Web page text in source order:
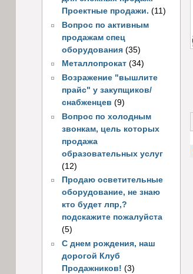
Проектные продажи. (11)
Вопрос по активным
продажам спец
оборудования (35)
Металлопрокат (34)
Возражение "вышлите
прайс" у закупщиков/
снабженцев (9)
Вопрос по холодным
звонкам, цель которых
продажа
образовательных услуг
(12)
Продаю осветительные
оборудование, не знаю
кто будет лпр,?
подскажите пожалуйста
(5)
С днем рождения, наш
дорогой Клуб
Продажников! (3)